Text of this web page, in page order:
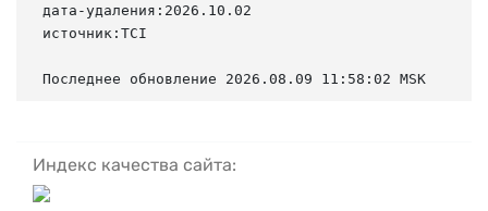
дата-удаления:2026.10.02
источник:TCI
Последнее обновление 2026.08.09 11:58:02 MSK
Индекс качества сайта: